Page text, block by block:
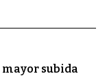
mayor subida